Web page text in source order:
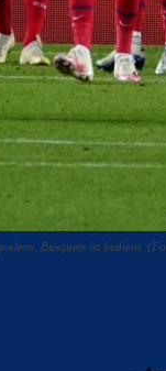
Busquets ist bedient.